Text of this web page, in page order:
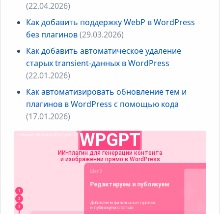
(22.04.2026)
Как добавить поддержку WebP в WordPress
без плагинов(29.03.2026)
Как добавить автоматическое удаление
старых transient-данных в WordPress
(22.01.2026)
Как автоматизировать обновление тем и
плагинов в WordPress с помощью кода
(17.01.2026)